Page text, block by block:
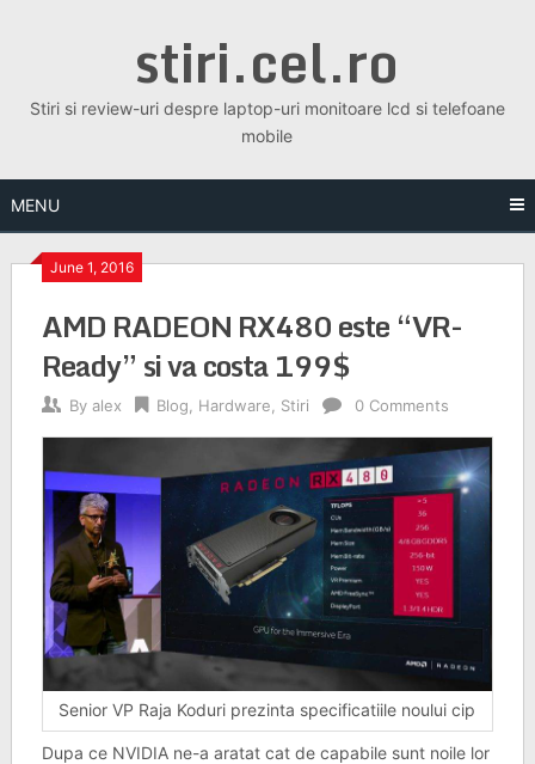
stiri.cel.ro
Stiri si review-uri despre laptop-uri monitoare lcd si telefoane
mobile
MENU
June 1, 2016
AMD RADEON RX480 este “VR-
Ready” si va costa 199$
By alex Blog Hardware Stiri 0 Comments
Senior VP Raja Koduri prezinta specificatiile noului cip
Dupa ce NVIDIA ne-a aratat cat de capabile sunt noile lor